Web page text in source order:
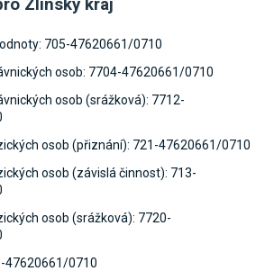
Zlínský kraj
705-47620661/0710
osob: 7704-47620661/0710
osob (srážková): 7712-
osob (přiznání): 721-47620661/0710
osob (závislá činnost): 713-
osob (srážková): 7720-
47620661/0710